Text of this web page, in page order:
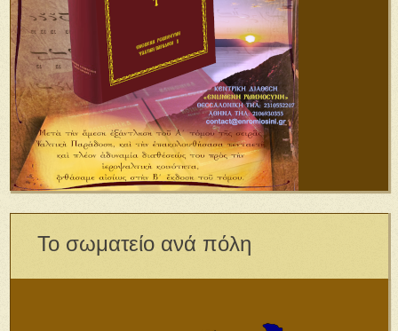
Το σωματείο ανά πόλη